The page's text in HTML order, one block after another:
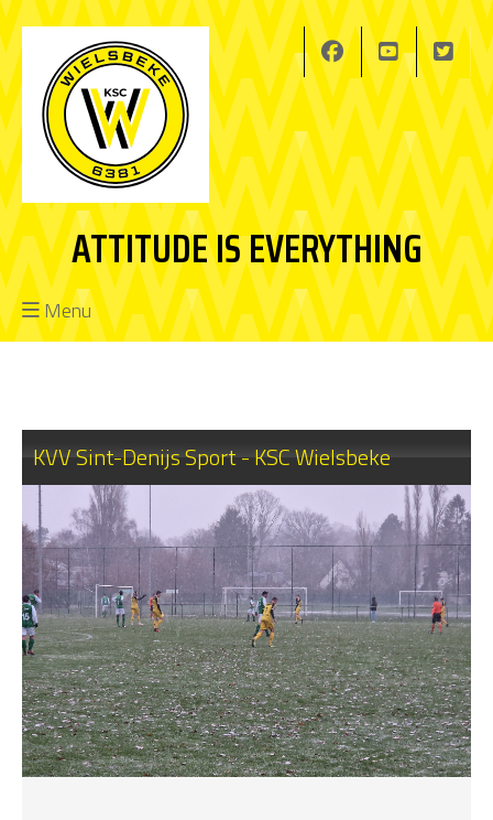
ATTITUDE IS EVERYTHING
Menu
KVV Sint-Denijs Sport - KSC Wielsbeke